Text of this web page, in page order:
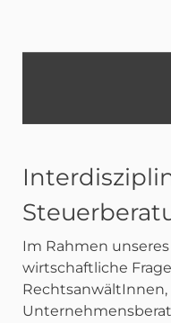
Im Rahmen
wirtschaftliche